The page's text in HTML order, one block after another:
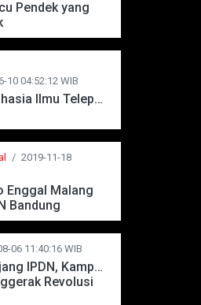
Pendek yang
10 04:52:12 WIB
Menguak Rahasia Ilmu Telepati
/ 2019-11-18
Enggal Malang
Bandung
06 11:40:16 WIB
IPDN, Kampus
Revolusi